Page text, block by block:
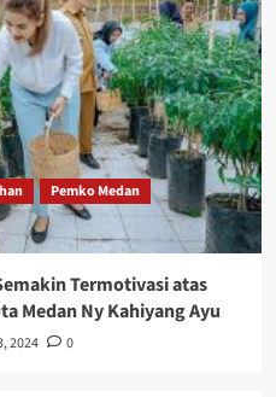
Pemko Medan
Termotivasi atas
Medan Ny Kahiyang Ayu
2024 0